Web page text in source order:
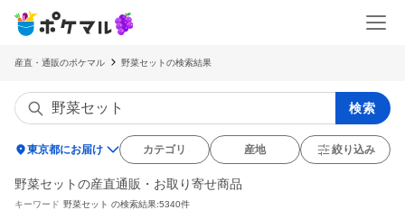
産直・通販のポケマル 野菜セットの検索結果
検索
location_on東京都にお届け カテゴリ 産地 絞り込み
野菜セットの産直通販・お取り寄せ商品
キーワード 野菜セット の検索結果:5340件